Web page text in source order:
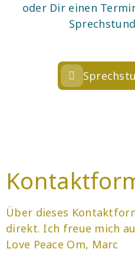
oder Dir einen
Über dieses
direkt. Ich freue mich
Love Peace Om, Marc